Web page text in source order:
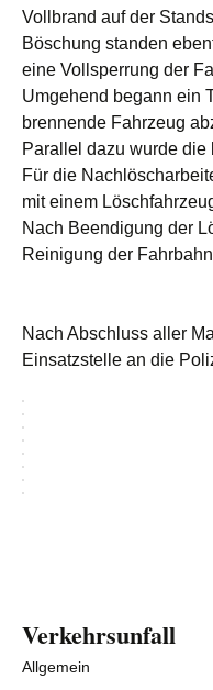
Vollbrand auf der
Böschung standen
eine Vollsperrung der
Umgehend begann ein
brennende Fahrzeug
Parallel dazu wurde die
Für die
mit einem
Nach Beendigung der
Reinigung der
Nach Abschluss aller
Einsatzstelle an die
Verkehrsunfall
Allgemein